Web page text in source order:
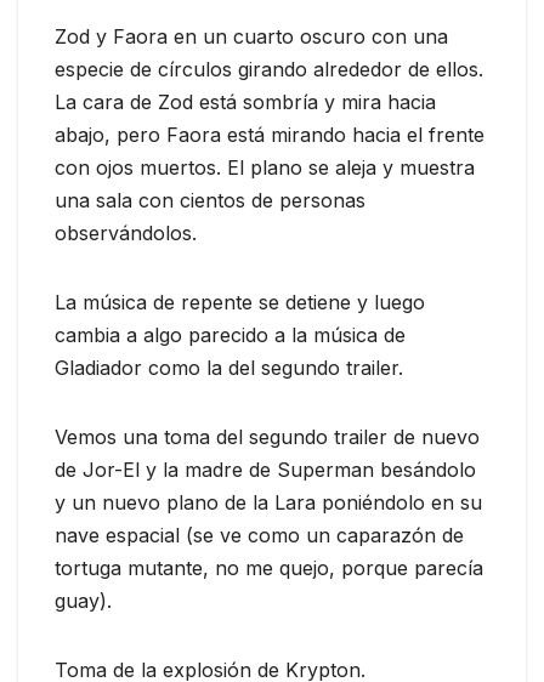
Zod y Faora en un cuarto oscuro con una
especie de círculos girando alrededor de ellos.
La cara de Zod está sombría y mira hacia
abajo, pero Faora está mirando hacia el frente
con ojos muertos. El plano se aleja y muestra
una sala con cientos de personas
observándolos.
La música de repente se detiene y luego
cambia a algo parecido a la música de
Gladiador como la del segundo trailer.
Vemos una toma del segundo trailer de nuevo
de Jor-El y la madre de Superman besándolo
y un nuevo plano de la Lara poniéndolo en su
nave espacial (se ve como un caparazón de
tortuga mutante, no me quejo, porque parecía
guay).
Toma de la explosión de Krypton.